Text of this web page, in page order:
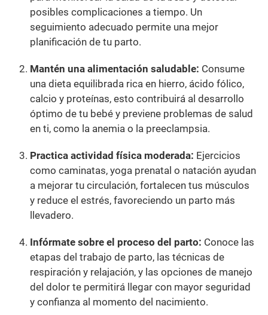
posibles complicaciones a tiempo. Un
seguimiento adecuado permite una mejor
planificación de tu parto.
Mantén una alimentación saludable: Consume
una dieta equilibrada rica en hierro, ácido fólico,
calcio y proteínas, esto contribuirá al desarrollo
óptimo de tu bebé y previene problemas de salud
en ti, como la anemia o la preeclampsia.
Practica actividad física moderada: Ejercicios
como caminatas, yoga prenatal o natación ayudan
a mejorar tu circulación, fortalecen tus músculos
y reduce el estrés, favoreciendo un parto más
llevadero.
Infórmate sobre el proceso del parto: Conoce las
etapas del trabajo de parto, las técnicas de
respiración y relajación, y las opciones de manejo
del dolor te permitirá llegar con mayor seguridad
y confianza al momento del nacimiento.